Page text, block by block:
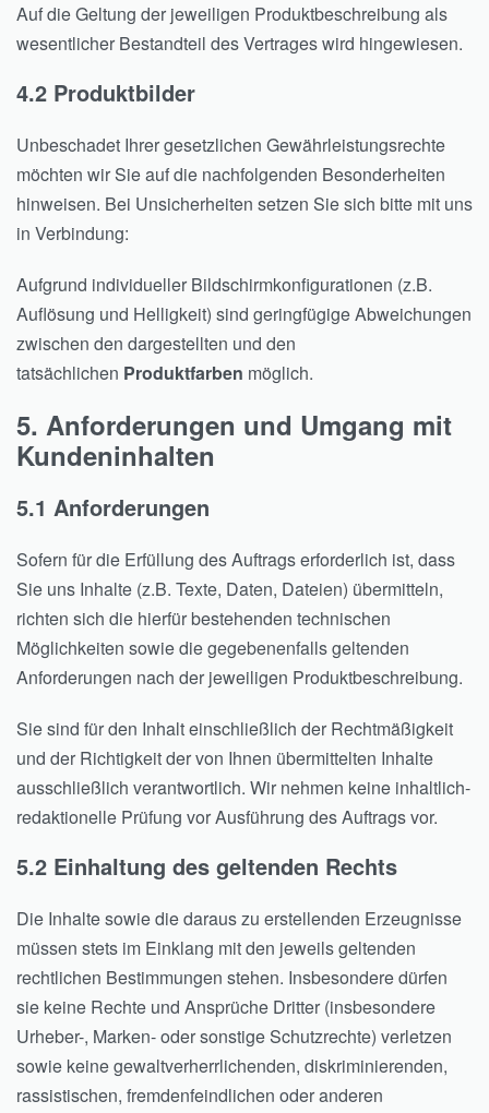
Auf die Geltung der jeweiligen Produktbeschreibung als
wesentlicher Bestandteil des Vertrages wird hingewiesen.
4.2 Produktbilder
Unbeschadet Ihrer gesetzlichen Gewährleistungsrechte
möchten wir Sie auf die nachfolgenden Besonderheiten
hinweisen. Bei Unsicherheiten setzen Sie sich bitte mit uns
in Verbindung:
Aufgrund individueller Bildschirmkonfigurationen (z.B.
Auflösung und Helligkeit) sind geringfügige Abweichungen
zwischen den dargestellten und den
tatsächlichen Produktfarben möglich.
5. Anforderungen und Umgang mit
Kundeninhalten
5.1 Anforderungen
Sofern für die Erfüllung des Auftrags erforderlich ist, dass
Sie uns Inhalte (z.B. Texte, Daten, Dateien) übermitteln,
richten sich die hierfür bestehenden technischen
Möglichkeiten sowie die gegebenenfalls geltenden
Anforderungen nach der jeweiligen Produktbeschreibung.
Sie sind für den Inhalt einschließlich der Rechtmäßigkeit
und der Richtigkeit der von Ihnen übermittelten Inhalte
ausschließlich verantwortlich. Wir nehmen keine inhaltlich-
redaktionelle Prüfung vor Ausführung des Auftrags vor.
5.2 Einhaltung des geltenden Rechts
Die Inhalte sowie die daraus zu erstellenden Erzeugnisse
müssen stets im Einklang mit den jeweils geltenden
rechtlichen Bestimmungen stehen. Insbesondere dürfen
sie keine Rechte und Ansprüche Dritter (insbesondere
Urheber-, Marken- oder sonstige Schutzrechte) verletzen
sowie keine gewaltverherrlichenden, diskriminierenden,
rassistischen, fremdenfeindlichen oder anderen